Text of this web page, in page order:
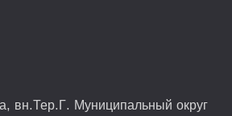
вн.Тер.Г. Муниципальный округ